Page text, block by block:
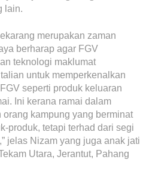
lain.
merupakan zaman
berharap agar FGV
teknologi maklumat
untuk memperkenalkan
seperti produk keluaran
Ini kerana ramai dalam
kampung yang berminat
produk, tetapi terhad dari segi
jelas Nizam yang juga anak jati
Utara, Jerantut, Pahang